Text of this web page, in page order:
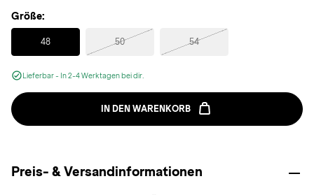
Größe:
48
Selected
50 54
Lieferbar - In 2-4 Werktagen bei dir.
IN DEN WARENKORB
Preis- & Versandinformationen